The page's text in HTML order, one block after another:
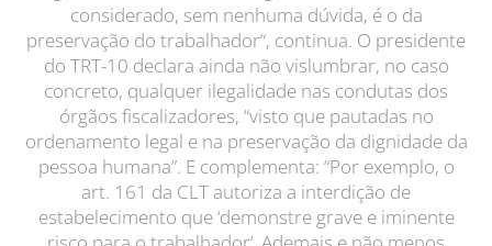
considerado, sem nenhuma dúvida, é o da
preservação do trabalhador“, continua. O presidente
do TRT-10 declara ainda não vislumbrar, no caso
concreto, qualquer ilegalidade nas condutas dos
órgãos fiscalizadores, “visto que pautadas no
ordenamento legal e na preservação da dignidade da
pessoa humana”. E complementa: “Por exemplo, o
art. 161 da CLT autoriza a interdição de
estabelecimento que ‘demonstre grave e iminente